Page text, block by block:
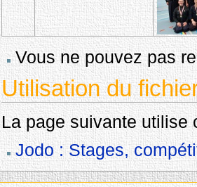
Vous ne pouvez pas
Utilisation du
La page suivante utilise
Jodo : Stages,